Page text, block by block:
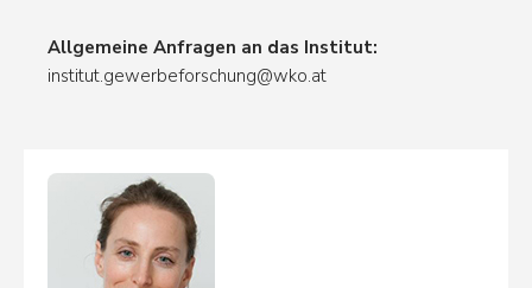
Allgemeine Anfragen an das Institut:
institut.gewerbeforschung@wko.at